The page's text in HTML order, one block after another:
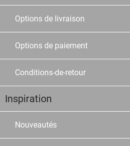
Options de livraison
Options de paiement
Conditions-de-retour
Inspiration
Nouveautés